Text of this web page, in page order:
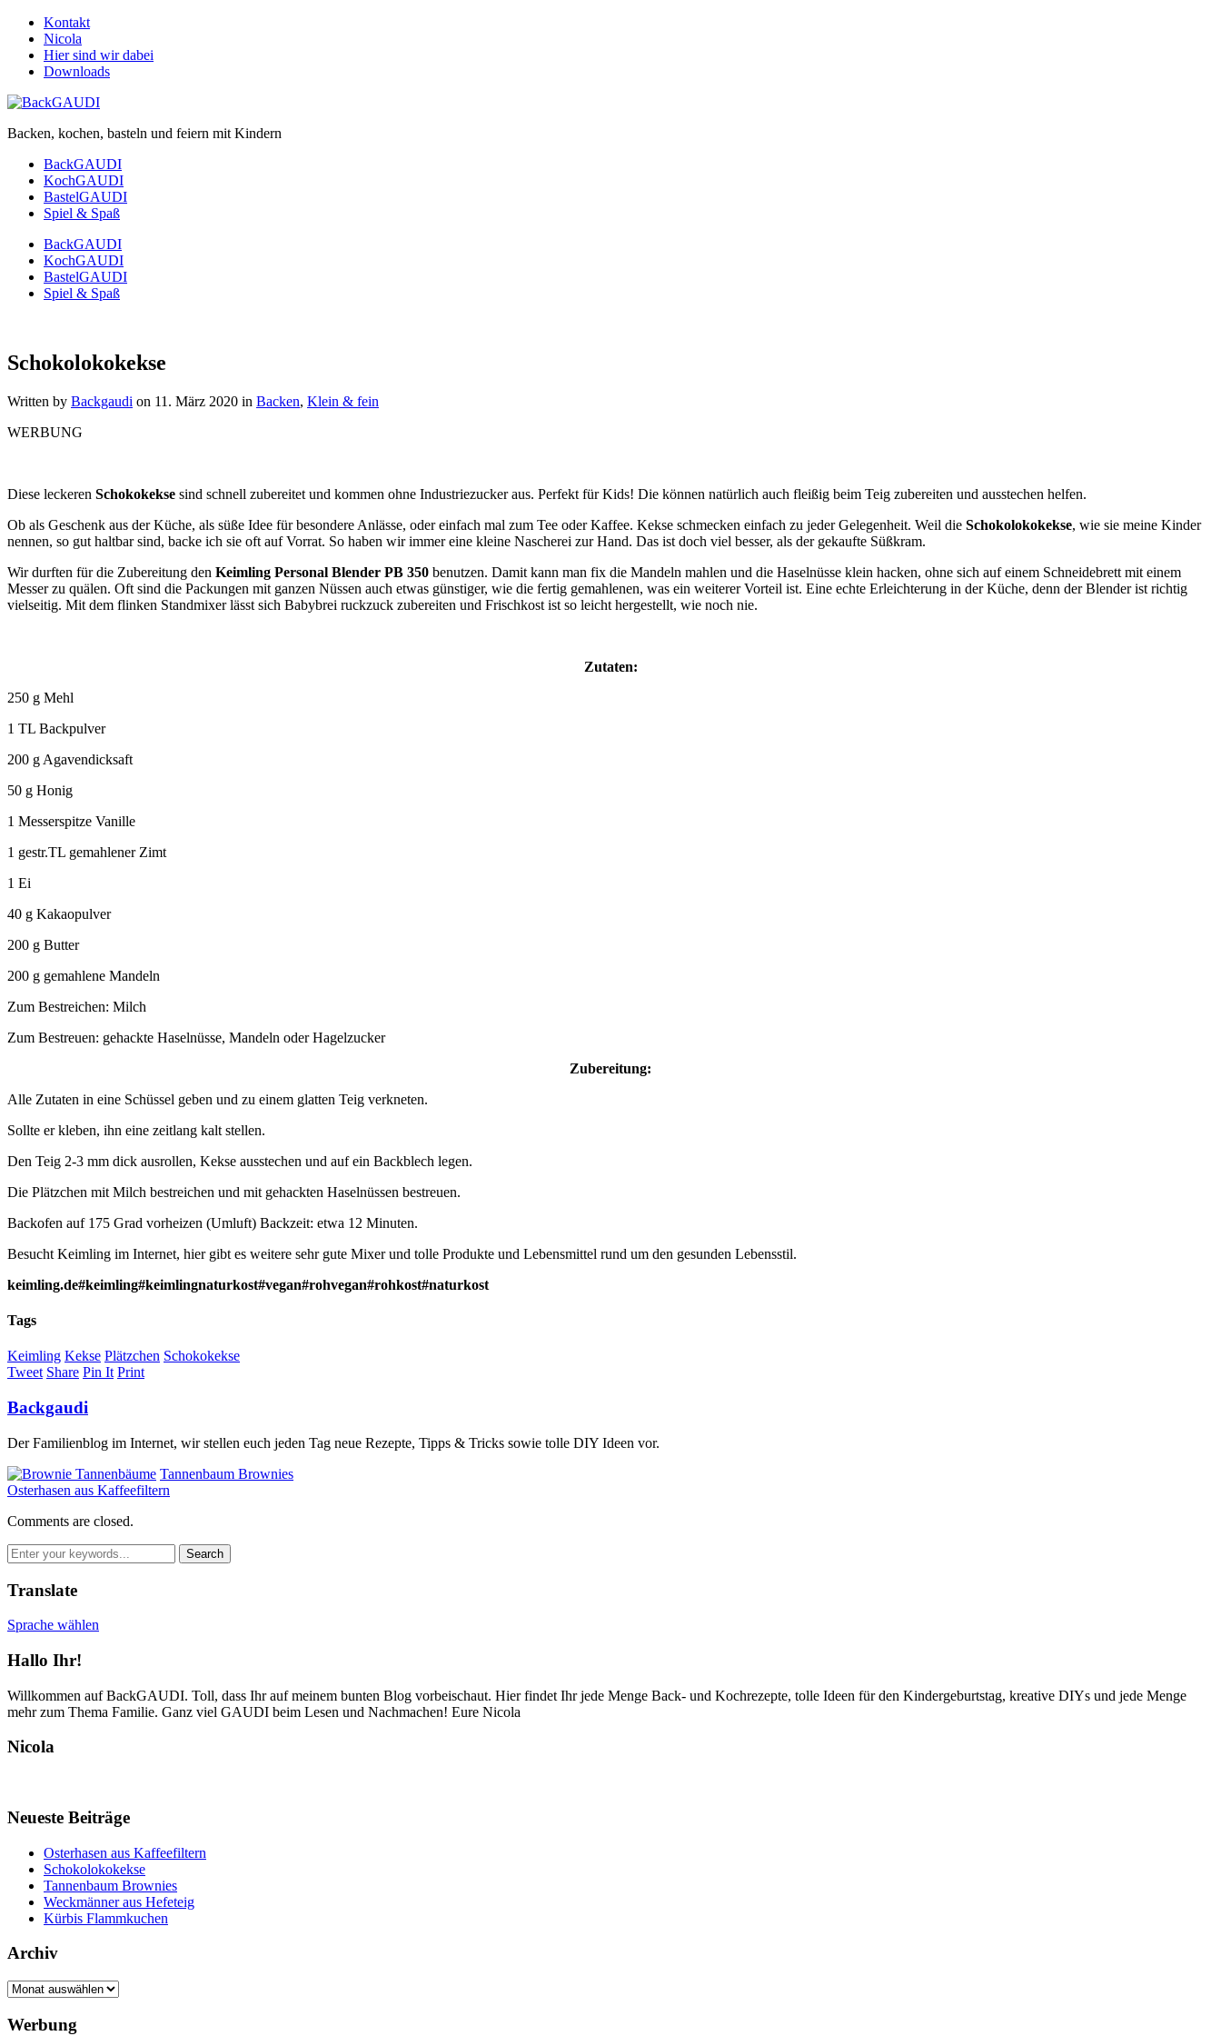
Kontakt
Nicola
Hier sind wir dabei
Downloads
Backen, kochen, basteln und feiern mit Kindern
BackGAUDI
KochGAUDI
BastelGAUDI
Spiel & Spaß
BackGAUDI
KochGAUDI
BastelGAUDI
Spiel & Spaß
Schokolokokekse
Written by Backgaudi on 11. März 2020 in Backen, Klein & fein
WERBUNG
Diese leckeren Schokokekse sind schnell zubereitet und kommen ohne Industriezucker aus. Perfekt für Kids! Die können natürlich auch fleißig beim Teig zubereiten und ausstechen helfen.
Ob als Geschenk aus der Küche, als süße Idee für besondere Anlässe, oder einfach mal zum Tee oder Kaffee. Kekse schmecken einfach zu jeder Gelegenheit. Weil die Schokolokokekse, wie sie meine Kinder
nennen, so gut haltbar sind, backe ich sie oft auf Vorrat. So haben wir immer eine kleine Nascherei zur Hand. Das ist doch viel besser, als der gekaufte Süßkram.
Wir durften für die Zubereitung den Keimling Personal Blender PB 350 benutzen. Damit kann man fix die Mandeln mahlen und die Haselnüsse klein hacken, ohne sich auf einem Schneidebrett mit einem
Messer zu quälen. Oft sind die Packungen mit ganzen Nüssen auch etwas günstiger, wie die fertig gemahlenen, was ein weiterer Vorteil ist. Eine echte Erleichterung in der Küche, denn der Blender ist richtig
vielseitig. Mit dem flinken Standmixer lässt sich Babybrei ruckzuck zubereiten und Frischkost ist so leicht hergestellt, wie noch nie.
Zutaten:
250 g Mehl
1 TL Backpulver
200 g Agavendicksaft
50 g Honig
1 Messerspitze Vanille
1 gestr.TL gemahlener Zimt
1 Ei
40 g Kakaopulver
200 g Butter
200 g gemahlene Mandeln
Zum Bestreichen: Milch
Zum Bestreuen: gehackte Haselnüsse, Mandeln oder Hagelzucker
Zubereitung:
Alle Zutaten in eine Schüssel geben und zu einem glatten Teig verkneten.
Sollte er kleben, ihn eine zeitlang kalt stellen.
Den Teig 2-3 mm dick ausrollen, Kekse ausstechen und auf ein Backblech legen.
Die Plätzchen mit Milch bestreichen und mit gehackten Haselnüssen bestreuen.
Backofen auf 175 Grad vorheizen (Umluft) Backzeit: etwa 12 Minuten.
Besucht Keimling im Internet, hier gibt es weitere sehr gute Mixer und tolle Produkte und Lebensmittel rund um den gesunden Lebensstil.
keimling.de#keimling#keimlingnaturkost#vegan#rohvegan#rohkost#naturkost
Tags
Keimling Kekse Plätzchen Schokokekse
Tweet Share Pin It Print
Backgaudi
Der Familienblog im Internet, wir stellen euch jeden Tag neue Rezepte, Tipps & Tricks sowie tolle DIY Ideen vor.
Tannenbaum Brownies
Osterhasen aus Kaffeefiltern
Comments are closed.
Translate
Sprache wählen
Hallo Ihr!
Willkommen auf BackGAUDI. Toll, dass Ihr auf meinem bunten Blog vorbeischaut. Hier findet Ihr jede Menge Back- und Kochrezepte, tolle Ideen für den Kindergeburtstag, kreative DIYs und jede Menge
mehr zum Thema Familie. Ganz viel GAUDI beim Lesen und Nachmachen! Eure Nicola
Nicola
Neueste Beiträge
Osterhasen aus Kaffeefiltern
Schokolokokekse
Tannenbaum Brownies
Weckmänner aus Hefeteig
Kürbis Flammkuchen
Archiv
Archiv
Werbung